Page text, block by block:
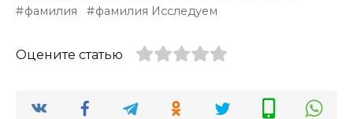
фамилия
фамилия Исследуем
Оцените статью